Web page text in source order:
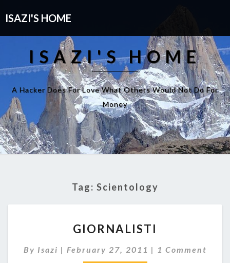
ISAZI'S HOME
ISAZI'S HOME
A Hacker Does For Love What Others Would Not Do For
Money
Tag: Scientology
GIORNALISTI
By Isazi | February 27, 2011 | Comments
1 Comment